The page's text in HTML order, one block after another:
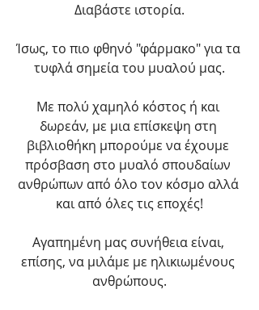
Διαβάστε ιστορία.
Ίσως, το πιο φθηνό "φάρμακο" για τα
τυφλά σημεία του μυαλού μας.
Με πολύ χαμηλό κόστος ή και
δωρεάν, με μια επίσκεψη στη
βιβλιοθήκη μπορούμε να έχουμε
πρόσβαση στο μυαλό σπουδαίων
ανθρώπων από όλο τον κόσμο αλλά
και από όλες τις εποχές!
Αγαπημένη μας συνήθεια είναι,
επίσης, να μιλάμε με ηλικιωμένους
ανθρώπους.